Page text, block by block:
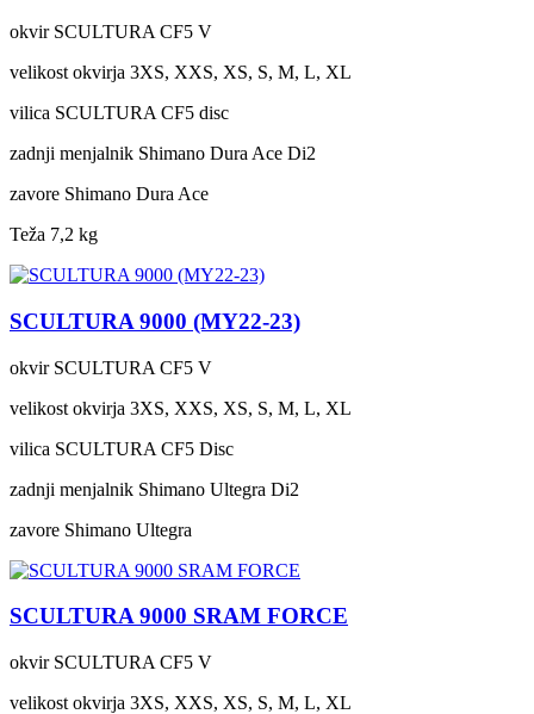
okvir SCULTURA CF5 V
velikost okvirja 3XS, XXS, XS, S, M, L, XL
vilica SCULTURA CF5 disc
zadnji menjalnik Shimano Dura Ace Di2
zavore Shimano Dura Ace
Teža 7,2 kg
SCULTURA 9000 (MY22-23)
okvir SCULTURA CF5 V
velikost okvirja 3XS, XXS, XS, S, M, L, XL
vilica SCULTURA CF5 Disc
zadnji menjalnik Shimano Ultegra Di2
zavore Shimano Ultegra
SCULTURA 9000 SRAM FORCE
okvir SCULTURA CF5 V
velikost okvirja 3XS, XXS, XS, S, M, L, XL